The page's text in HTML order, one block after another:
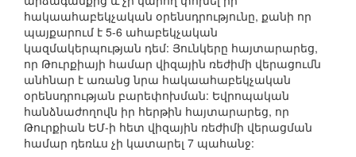
հակաահաբեկչական օրենսդրությունը, քանի որ
պայքարում է 5-6 ահաբեկչական
կազմակերպության դեմ: Յունկերը հայտարարեց,
որ Թուրքիայի համար վիզային ռեժիմի վերացումն
անհնար է առանց նրա հակաահաբեկչական
օրենսդրության բարեփոխման: Եվրոպական
հանձնաժողովն իր հերթին հայտարարեց, որ
Թուրքիան ԵՄ-ի հետ վիզային ռեժիմի վերացման
համար դեռևս չի կատարել 7 պահանջ: